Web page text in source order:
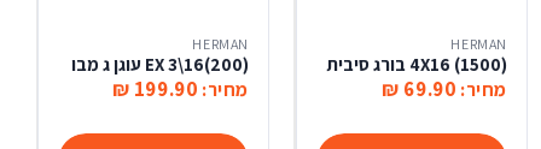
HERMAN
(1500) 4X16 בורג סיבית
מחיר: 69.90 ₪
HERMAN
(200)EX 3\16 עוגן ג מבו
מחיר: 199.90 ₪